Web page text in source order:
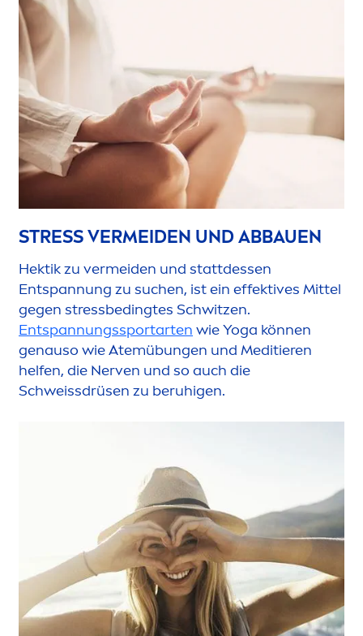
STRESSVERMEIDEN UND ABBAUEN
Hektik zu vermeiden und stattdessen
Entspannung zu suchen, ist ein effektives Mittel
gegen stressbedingtes Schwitzen.
Entspannungssportarten wie Yoga können
genauso wie Atemübungen und Meditieren
helfen, die Nerven und so auch die
Schweissdrüsen zu beruhigen.